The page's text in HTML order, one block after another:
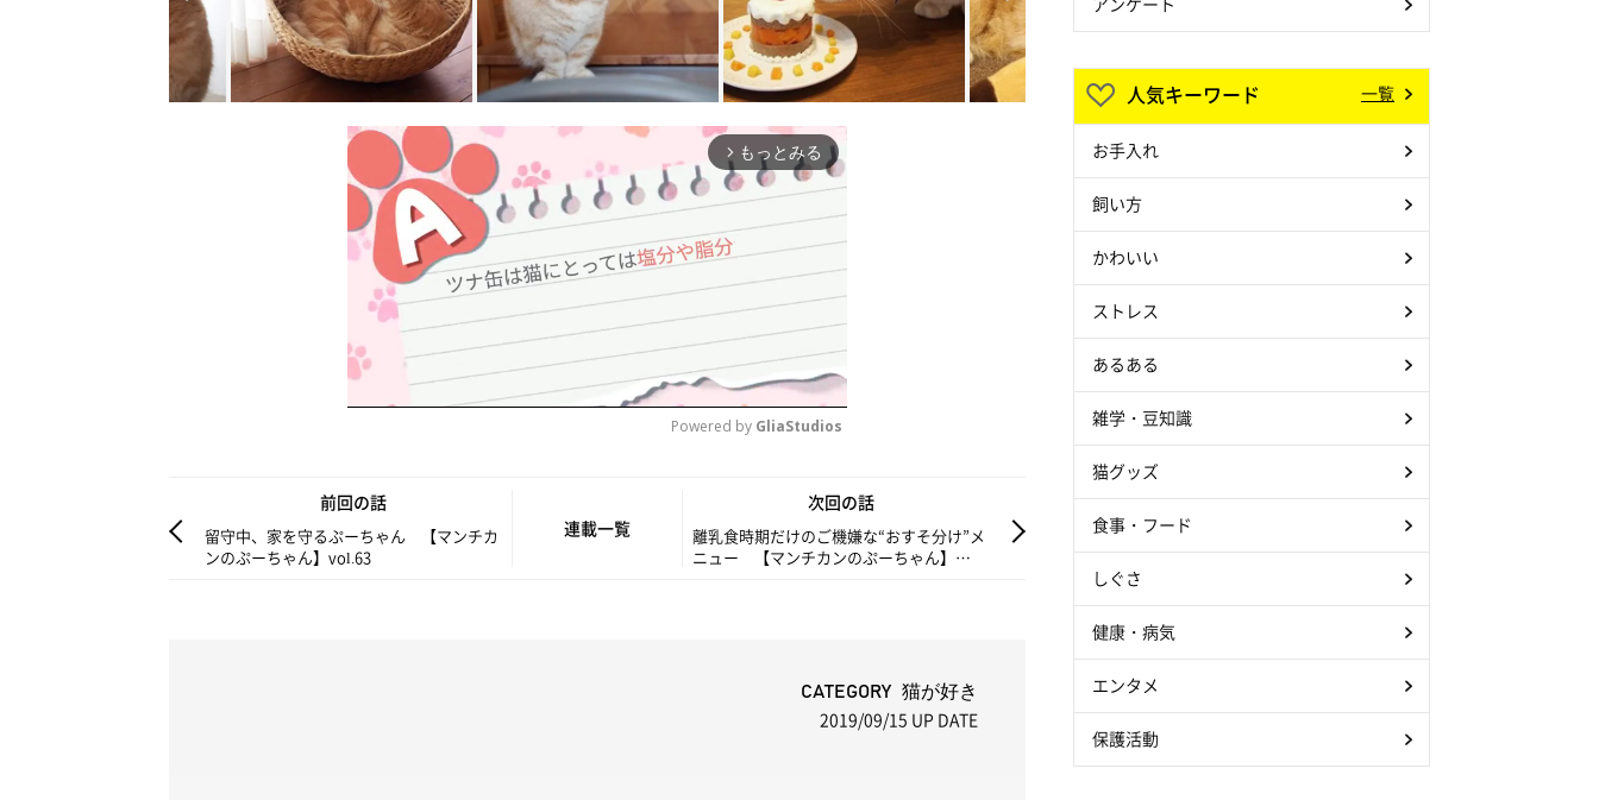
arrow_forward_ios もっとみる
u
t
Powered by GliaStudios
前回の話
留守中、家を守るぷーちゃん 【マンチカ
ンのぷーちゃん】vol.63
連載一覧
次回の話
離乳食時期だけのご機嫌な“おすそ分け”メ
ニュー 【マンチカンのぷーちゃん】
CATEGORY 猫が好き
2019/09/15 UP DATE
人気キーワード 一覧
お手入れ
飼い方
かわいい
ストレス
あるある
雑学・豆知識
猫グッズ
食事・フード
しぐさ
健康・病気
エンタメ
保護活動